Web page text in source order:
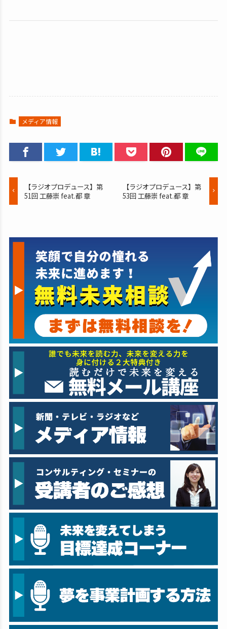
メディア情報
【ラジオプロデュース】第
51回 工藤崇 feat.都 章
【ラジオプロデュース】第
53回 工藤崇 feat.都 章